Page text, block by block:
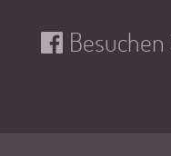
Besuchen